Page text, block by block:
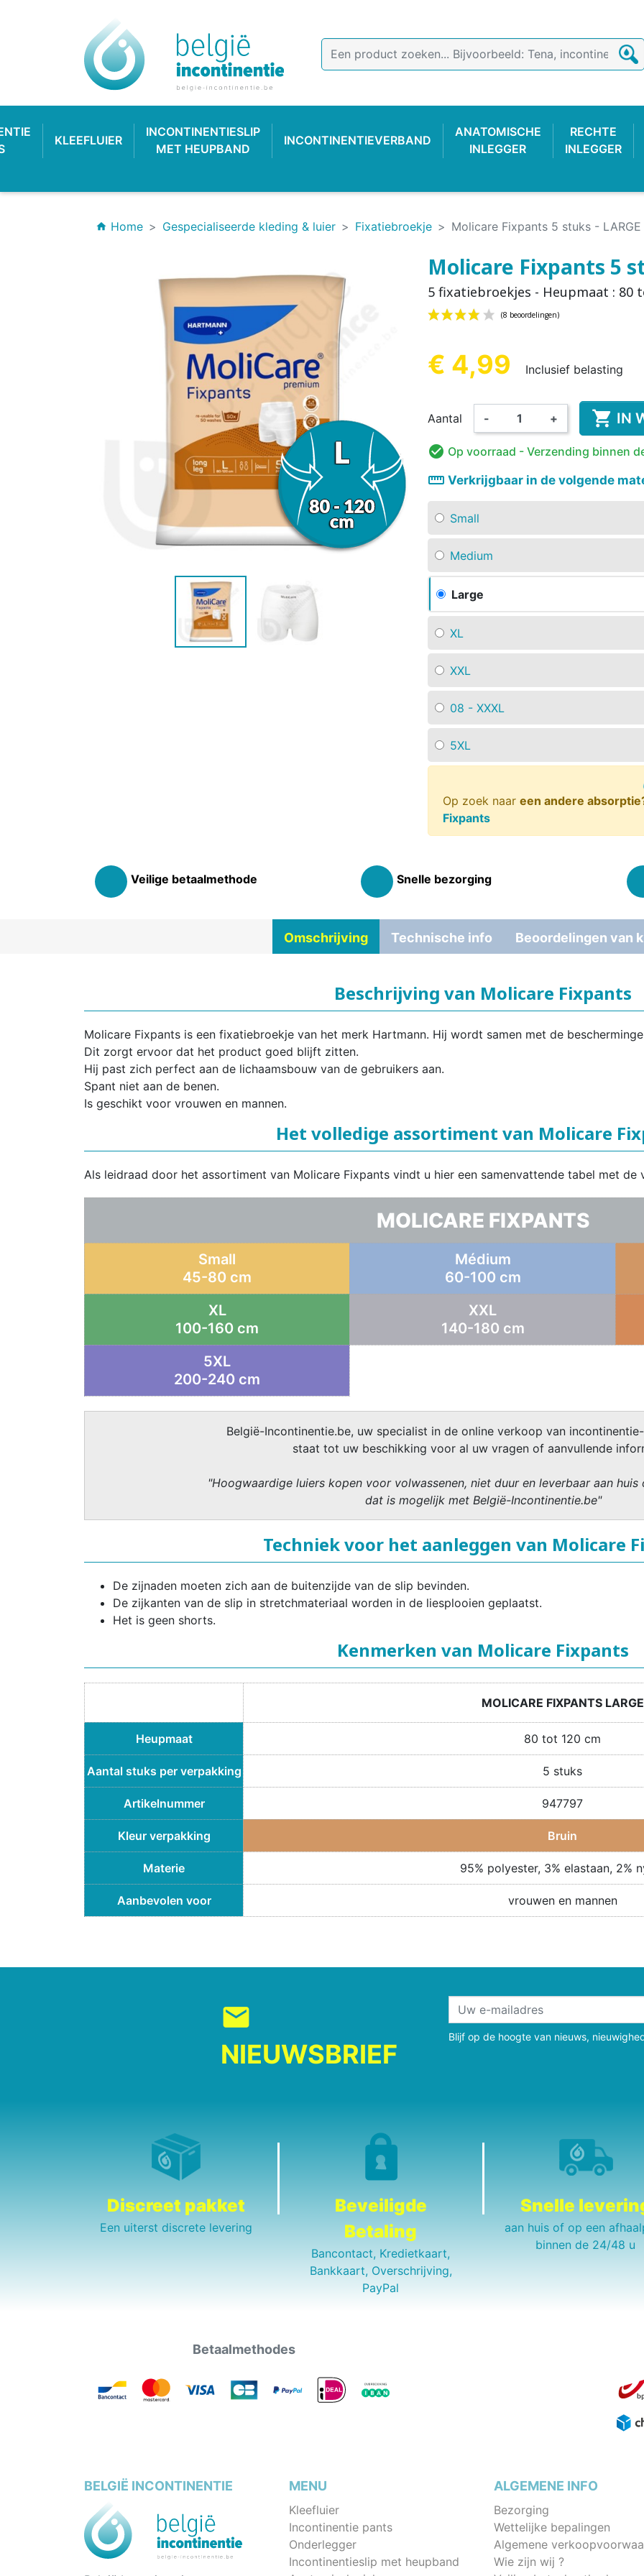
KLEEFLUIER
INCONTINENTIESLIP
MET HEUPBAND
INCONTINENTIEVERBAND
INCONTINENTIEVERBAND
VROUWEN
INCONTINENTIEVERBAND
HEREN
ANATOMISCHE
INLEGGER
RECHTE
INLEGGER
PLASTIC BROEKJE KATOENEN BROEKJE FIXATIEBROEKJE
ZWEMKLEDING PYJAMA ROMPERTJE
HYGIËNE & VERZORGING ONDERZOEKSHANDSCHOEN
CONTINENTIEHULP
ONTVLEKKER &
DEODORANT
DESINFECTIE VAN
HANDEN EN
KLASSIEKE LUIER PULL-UP-LUIER
PLASTIC BROEKJE
ZWEMLUIER KINDEREN ZWEMPAK KINDEREN
WASBARE LUIER
PYJAMA
HYGIËNE & VERZORGING
home Home Gespecialiseerde kleding & luier Fixatiebroekje Molicare Fixpants 5 stuks - LARGE
Molicare Fixpants 5
5 fixatiebroekjes - Heupmaat : 80
(8
€ 4,99 Inclusief belasting
Aantal - +  IN
 Op voorraad - Verzending binnen
straighten Verkrijgbaar in de volgende
Small
Medium
Large
XL
XXL
08 - XXXL
5XL
Op zoek naar een andere
Fixpants
Veilige betaalmethode Snelle bezorging
Omschrijving Technische info Beoordelingen van
Beschrijving van Molicare Fixpants
Molicare Fixpants is een fixatiebroekje van het merk Hartmann. Hij wordt samen met de
Dit zorgt ervoor dat het product goed blijft zitten.
Hij past zich perfect aan de lichaamsbouw van de gebruikers aan.
Spant niet aan de benen.
Is geschikt voor vrouwen en mannen.
Het volledige assortiment van Molicare
Als leidraad door het assortiment van Molicare Fixpants vindt u hier een samenvattende tabel met de
MOLICARE FIXPANTS
Small
45-80 cm
Médium
60-100 cm
XL
100-160 cm
XXL
140-180 cm
5XL
200-240 cm
België-Incontinentie.be, uw specialist in de online verkoop van
staat tot uw beschikking voor al uw vragen of aanvullende
"Hoogwaardige luiers kopen voor volwassenen, niet duur en leverbaar aan
dat is mogelijk met België-Incontinentie.be"
Techniek voor het aanleggen van Molicare
De zijnaden moeten zich aan de buitenzijde van de slip bevinden.
De zijkanten van de slip in stretchmateriaal worden in de liesplooien geplaatst.
Het is geen shorts.
Kenmerken van Molicare Fixpants
MOLICARE FIXPANTS LARGE
Heupmaat 80 tot 120 cm
Aantal stuks per verpakking 5 stuks
Artikelnummer 947797
Kleur verpakking Bruin
Materie 95% polyester, 3% elastaan, 2%
Aanbevolen voor vrouwen en mannen
mail
NIEUWSBRIEF
Blijf op de hoogte van nieuws,
Discreet pakket
Een uiterst discrete levering
Beveiligde
Betaling
Bancontact, Kredietkaart,
Bankkaart, Overschrijving,
PayPal
Snelle
aan huis of op een
binnen de 24/48 u
Betaalmethodes
BELGIË INCONTINENTIE MENU
Kleefluier
Incontinentie pants
Onderlegger
Incontinentieslip met heupband
ALGEMENE INFO
Bezorging
Wettelijke bepalingen
Algemene
Wie zijn wij ?